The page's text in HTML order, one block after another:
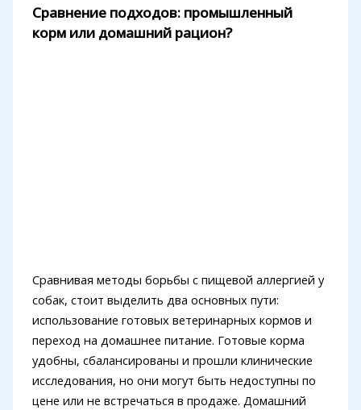
Сравнение подходов: промышленный
корм или домашний рацион?
Сравнивая методы борьбы с пищевой аллергией у
собак, стоит выделить два основных пути:
использование готовых ветеринарных кормов и
переход на домашнее питание. Готовые корма
удобны, сбалансированы и прошли клинические
исследования, но они могут быть недоступны по
цене или не встречаться в продаже. Домашний